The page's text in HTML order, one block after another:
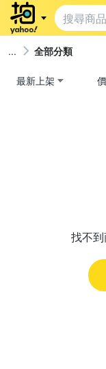
全部分類
最新上架
找不